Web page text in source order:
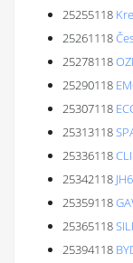
25255118
25261118
25278118
25290118
25307118
25313118
25336118
25342118
25359118
25365118
25394118